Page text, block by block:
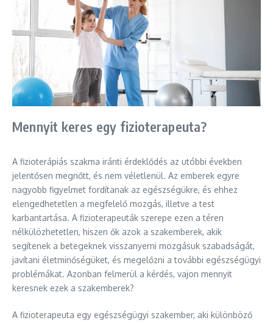
Mennyit keres egy fizioterapeuta?
A fizioterápiás szakma iránti érdeklődés az utóbbi években
jelentősen megnőtt, és nem véletlenül. Az emberek egyre
nagyobb figyelmet fordítanak az egészségükre, és ehhez
elengedhetetlen a megfelelő mozgás, illetve a test
karbantartása. A fizioterapeuták szerepe ezen a téren
nélkülözhetetlen, hiszen ők azok a szakemberek, akik
segítenek a betegeknek visszanyerni mozgásuk szabadságát,
javítani életminőségüket, és megelőzni a további egészségügyi
problémákat. Azonban felmerül a kérdés, vajon mennyit
keresnek ezek a szakemberek?
A fizioterapeuta egy egészségügyi szakember, aki különböző